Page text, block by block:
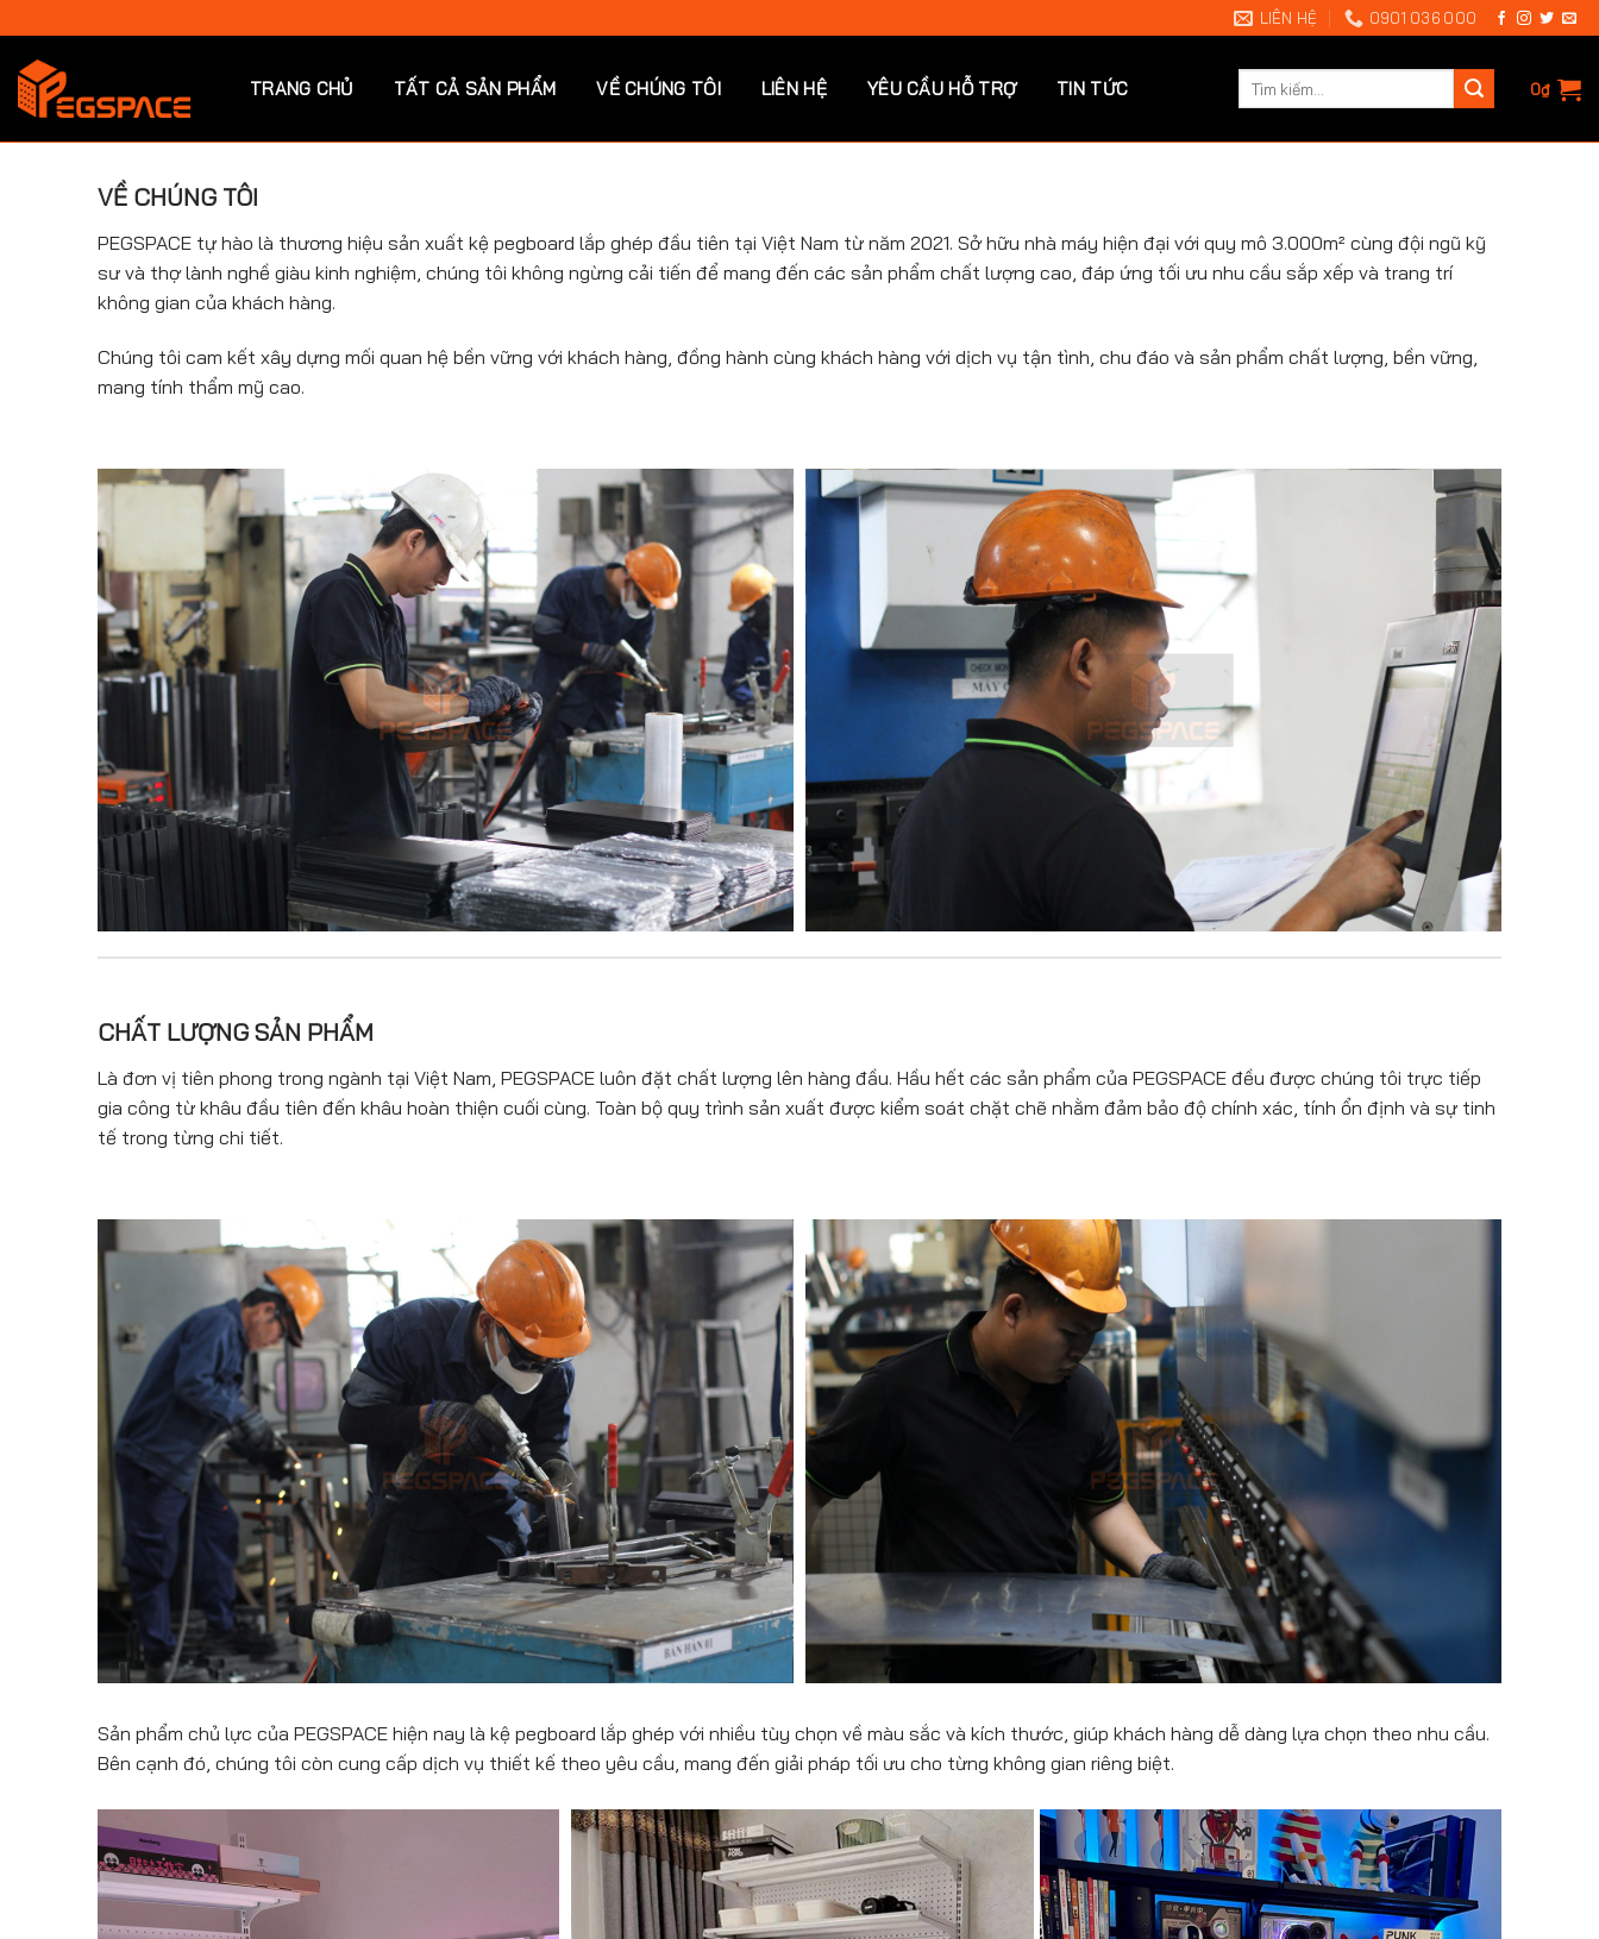
đến
nội
dung
LIÊN HỆ 0901 036 000
TRANG CHỦ TẤT CẢ SẢN PHẨM VỀ CHÚNG TÔI LIÊN HỆ YÊU CẦU HỖ TRỢ TIN TỨC
Tìm
0₫
VỀ CHÚNG TÔI
PEGSPACE tự hào là thương hiệu sản xuất kệ pegboard lắp ghép đầu tiên tại Việt Nam từ năm 2021. Sở hữu nhà máy hiện đại với quy mô 3.000m² cùng đội ngũ kỹ
sư và thợ lành nghề giàu kinh nghiệm, chúng tôi không ngừng cải tiến để mang đến các sản phẩm chất lượng cao, đáp ứng tối ưu nhu cầu sắp xếp và trang trí
không gian của khách hàng.
Chúng tôi cam kết xây dựng mối quan hệ bền vững với khách hàng, đồng hành cùng khách hàng với dịch vụ tận tình, chu đáo và sản phẩm chất lượng, bền vững,
mang tính thẩm mỹ cao.
CHẤT LƯỢNG SẢN PHẨM
Là đơn vị tiên phong trong ngành tại Việt Nam, PEGSPACE luôn đặt chất lượng lên hàng đầu. Hầu hết các sản phẩm của PEGSPACE đều được chúng tôi trực tiếp
gia công từ khâu đầu tiên đến khâu hoàn thiện cuối cùng. Toàn bộ quy trình sản xuất được kiểm soát chặt chẽ nhằm đảm bảo độ chính xác, tính ổn định và sự tinh
tế trong từng chi tiết.
Sản phẩm chủ lực của PEGSPACE hiện nay là kệ pegboard lắp ghép với nhiều tùy chọn về màu sắc và kích thước, giúp khách hàng dễ dàng lựa chọn theo nhu cầu.
Bên cạnh đó, chúng tôi còn cung cấp dịch vụ thiết kế theo yêu cầu, mang đến giải pháp tối ưu cho từng không gian riêng biệt.